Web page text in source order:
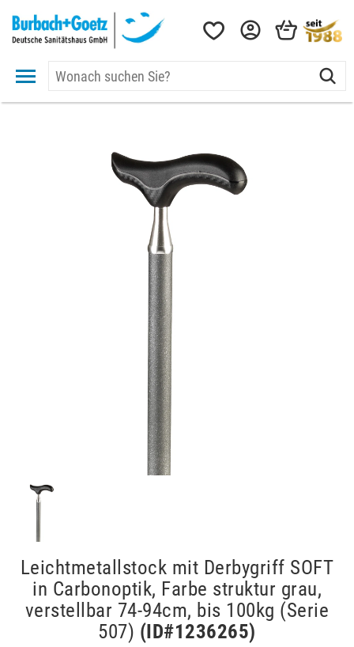
Leichtmetallstock mit Derbygriff SOFT
in Carbonoptik, Farbe struktur grau,
verstellbar 74-94cm, bis 100kg (Serie
507) (ID#1236265)